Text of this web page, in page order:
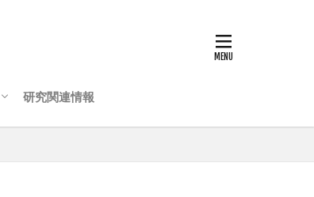
研究関連情報